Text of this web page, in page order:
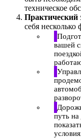
техническое
Практический
себя несколько
вашей
путь на